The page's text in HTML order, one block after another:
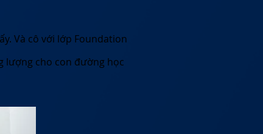
Và cô với lớp Foundation
lượng cho con đường học